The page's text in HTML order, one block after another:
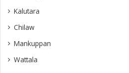
Kalutara
Chilaw
Mankuppan
Wattala